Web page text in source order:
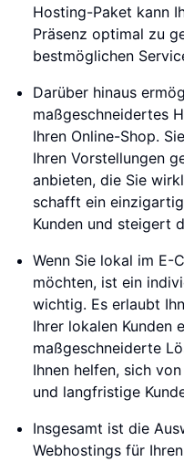
Hosting-Paket kann
Präsenz optimal zu
bestmöglichen
Darüber hinaus
maßgeschneidertes
Ihren Online-Shop.
Ihren Vorstellungen
anbieten, die Sie
schafft ein
Kunden und steigert
Wenn Sie lokal im E-
möchten, ist ein
wichtig. Es erlaubt
Ihrer lokalen Kunden
maßgeschneiderte
Ihnen helfen, sich
und langfristige
Insgesamt ist die
Webhostings für